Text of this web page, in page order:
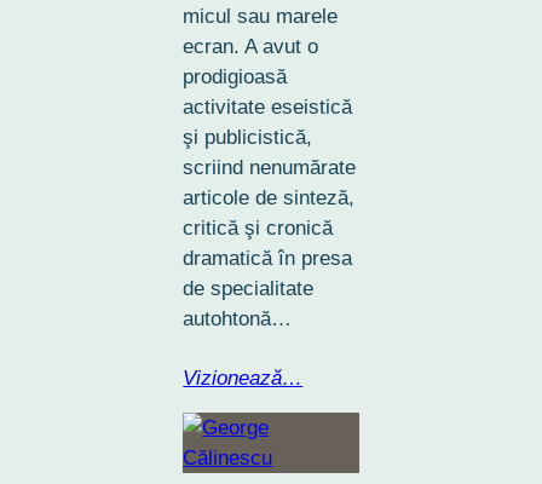
micul sau marele
ecran. A avut o
prodigioasă
activitate eseistică
şi publicistică,
scriind nenumărate
articole de sinteză,
critică şi cronică
dramatică în presa
de specialitate
autohtonă…
Vizionează…